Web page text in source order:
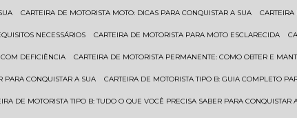
CARTEIRA DE MOTORISTA MOTO: DICAS PARA CONQUISTAR A SUA
NECESSÁRIOS CARTEIRA DE MOTORISTA PARA MOTO ESCLARECIDA
COM DEFICIÊNCIA CARTEIRA DE MOTORISTA PERMANENTE: COMO OBTER E
PARA CONQUISTAR A SUA CARTEIRA DE MOTORISTA TIPO B: GUIA COMPLETO
DE MOTORISTA TIPO B: TUDO O QUE VOCÊ PRECISA SABER PARA CONQUISTAR